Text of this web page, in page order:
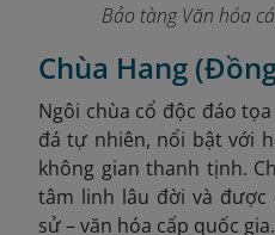
Bảo tàng Văn hóa
Chùa Hang
Ngôi chùa cổ độc đáo
đá tự nhiên, nổi bật với
không gian thanh tịnh.
tâm linh lâu đời và
sử – văn hóa cấp quốc gia.